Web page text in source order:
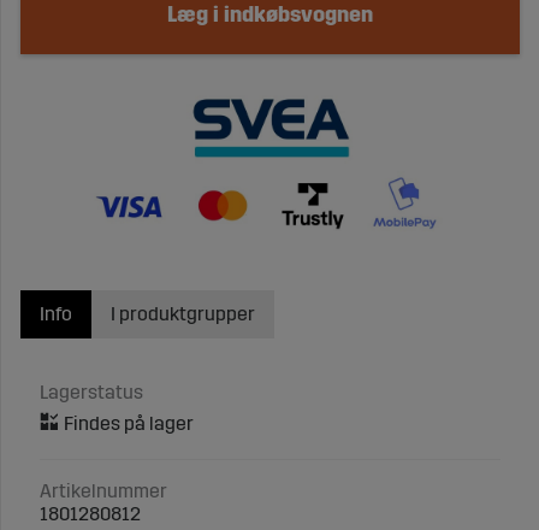
Læg i indkøbsvognen
Info
Lagerstatus
Artikelnummer
1801280812
I produktgrupper